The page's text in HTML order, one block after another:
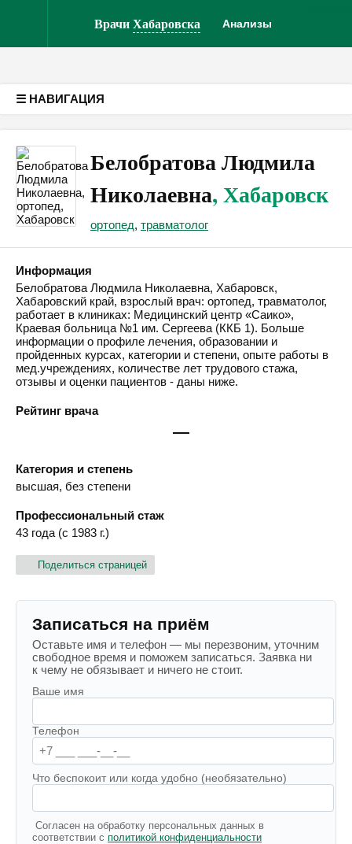
ВрачиХабаровска Анализы
☰ НАВИГАЦИЯ
Белобратова Людмила
Николаевна, Хабаровск
ортопед, травматолог
Информация
Белобратова Людмила Николаевна, Хабаровск,
Хабаровский край, взрослый врач: ортопед, травматолог,
работает в клиниках: Медицинский центр «Саико»,
Краевая больница №1 им. Сергеева (ККБ 1). Больше
информации о профиле лечения, образовании и
пройденных курсах, категории и степени, опыте работы в
мед.учреждениях, количестве лет трудового стажа,
отзывы и оценки пациентов - даны ниже.
Рейтинг врача
—
Категория и степень
высшая, без степени
Профессиональный стаж
43 года (с 1983 г.)
Поделиться страницей
Записаться на приём
Оставьте имя и телефон — мы перезвоним, уточним
свободное время и поможем записаться. Заявка ни
к чему не обязывает и ничего не стоит.
Ваше имя
Телефон
Что беспокоит или когда удобно (необязательно)
Согласен на обработку персональных данных в
соответствии с политикой конфиденциальности